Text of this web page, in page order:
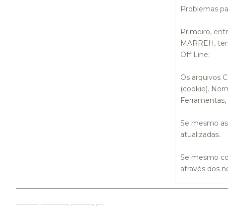
Problemas
Primeiro,
MARREH,
Off Line:
Os arquivos
(cookie).
Se mesmo
atualizadas.
Se mesmo
através dos